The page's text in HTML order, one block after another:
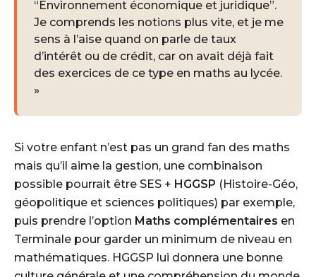
“Environnement économique et juridique”.
Je comprends les notions plus vite, et je me
sens à l’aise quand on parle de taux
d’intérêt ou de crédit, car on avait déjà fait
des exercices de ce type en maths au lycée.
»
Si votre enfant n’est pas un grand fan des maths
mais qu’il aime la gestion, une combinaison
possible pourrait être SES + HGGSP (Histoire-Géo,
géopolitique et sciences politiques) par exemple,
puis prendre l’option Maths complémentaires en
Terminale pour garder un minimum de niveau en
mathématiques. HGGSP lui donnera une bonne